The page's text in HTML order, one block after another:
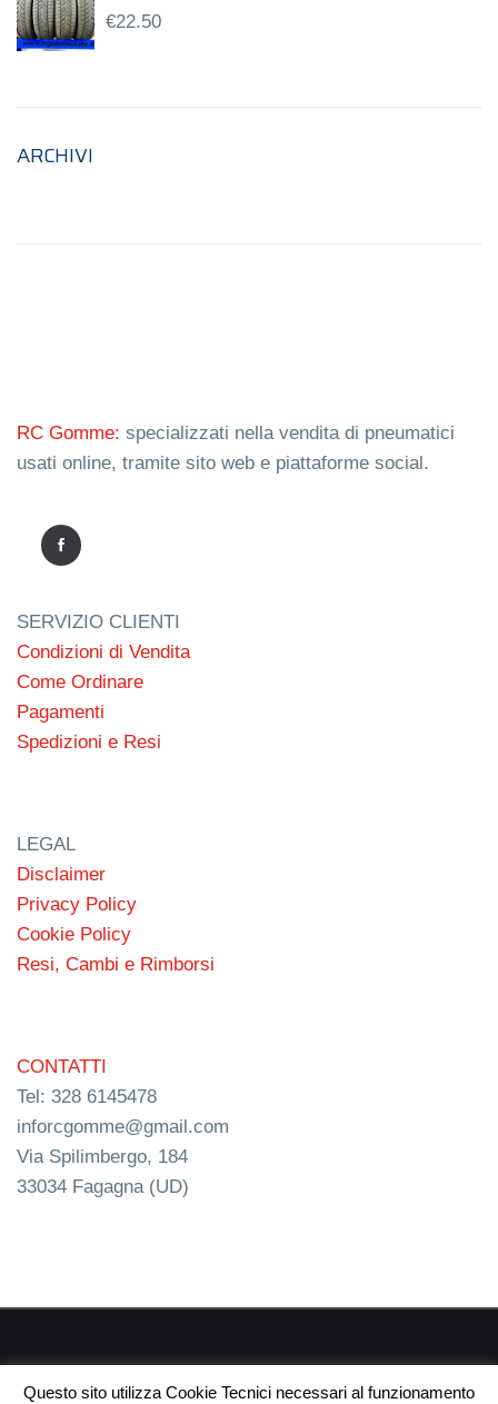
€22.50
ARCHIVI
RC Gomme: specializzati nella vendita di pneumatici
usati online, tramite sito web e piattaforme social.
SERVIZIO CLIENTI
Condizioni di Vendita
Come Ordinare
Pagamenti
Spedizioni e Resi
LEGAL
Disclaimer
Privacy Policy
Cookie Policy
Resi, Cambi e Rimborsi
CONTATTI
Tel: 328 6145478
inforcgomme@gmail.com
Via Spilimbergo, 184
33034 Fagagna (UD)
Questo sito utilizza Cookie Tecnici necessari al funzionamento